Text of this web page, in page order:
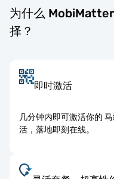
为什么
择？
即时激活
几分钟内即可激活你的
活，落地即刻在线。